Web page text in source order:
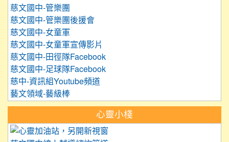
慈文國中-管樂團
慈文國中-管樂團後援會
慈文國中-女童軍
慈文國中-女童軍宣傳影片
慈文國中-田徑隊Facebook
慈文國中-足球隊Facebook
慈中-資訊組Youtube頻道
藝文領域-藝級棒
心靈小棧